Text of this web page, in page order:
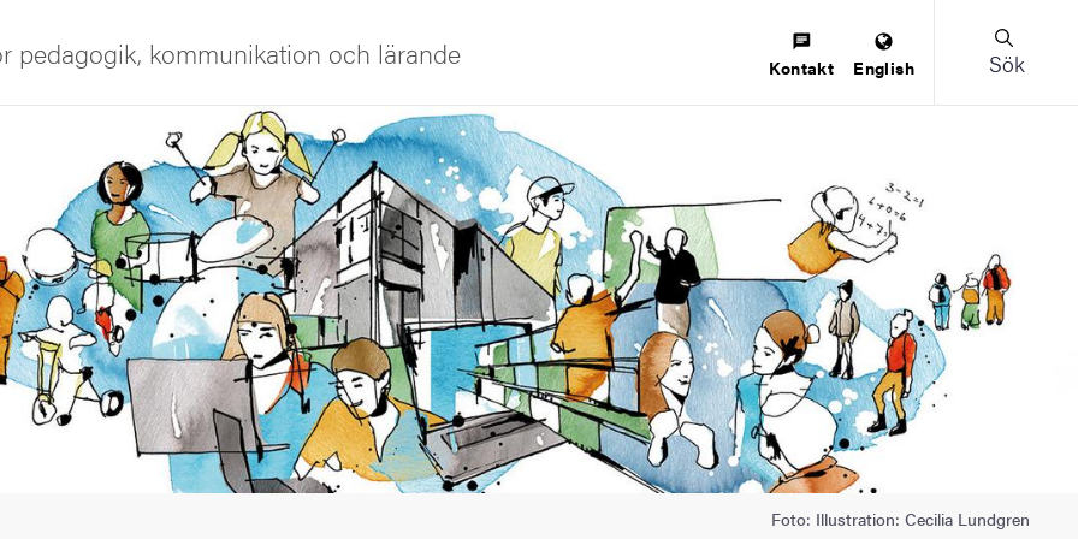
pedagogik, kommunikation och lärande Kontakt English Sök
Foto: Illustration: Cecilia Lundgren